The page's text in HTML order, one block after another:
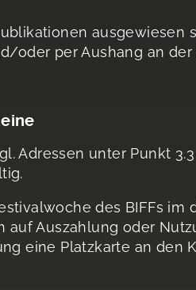
ausgewiesen
oder per Aushang an der
Adressen unter Punkt
des BIFFs im
Auszahlung oder
eine Platzkarte an den